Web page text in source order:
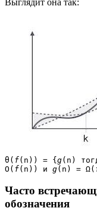
θ( f(n)) = {g(n)
Ο( f(n)) и g(n) = Ω(
Часто
обозначения